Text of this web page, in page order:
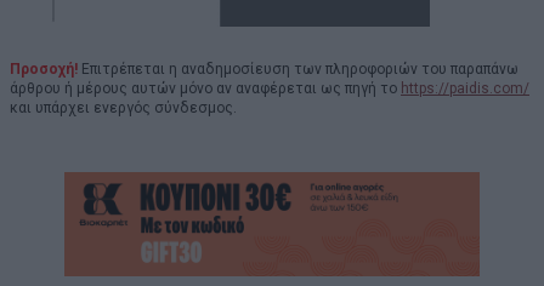
Προσοχή! Επιτρέπεται η αναδημοσίευση των πληροφοριών του παραπάνω
άρθρου ή μέρους αυτών μόνο αν αναφέρεται ως πηγή το https://paidis.com/
και υπάρχει ενεργός σύνδεσμος.